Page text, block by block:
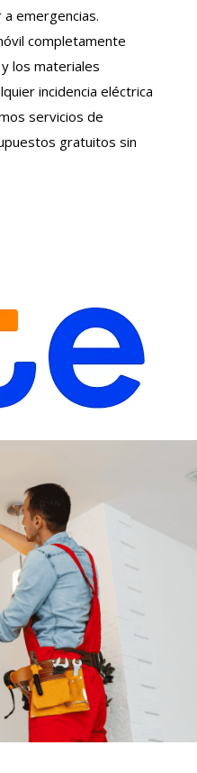
emergencias.
completamente
los materiales
incidencia eléctrica
servicios de
gratuitos sin